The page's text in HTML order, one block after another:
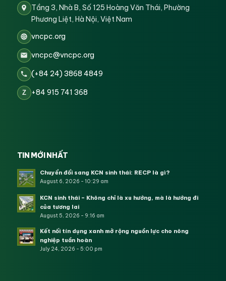
Tầng 3, Nhà B, Số 125 Hoàng Văn Thái, Phường
Phương Liệt, Hà Nội, Việt Nam
vncpc.org
vncpc@vncpc.org
(+84 24) 3868 4849
Z +84 915 741 368
TIN MỚI NHẤT
Chuyển đổi sang KCN sinh thái: RECP là gì?
August 6, 2026 - 10:29 am
KCN sinh thái – Không chỉ là xu hướng, mà là hướng đi
của tương lai
August 5, 2026 - 9:16 am
Kết nối tín dụng xanh mở rộng nguồn lực cho nông
nghiệp tuần hoàn
July 24, 2026 - 5:00 pm